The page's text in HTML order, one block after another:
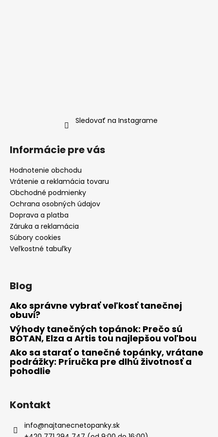
Sledovať na Instagrame
Informácie pre vás
Hodnotenie obchodu
Vrátenie a reklamácia tovaru
Obchodné podmienky
Ochrana osobných údajov
Doprava a platba
Záruka a reklamácia
Súbory cookies
Veľkostné tabuľky
Blog
Ako správne vybrať veľkosť tanečnej
obuvi?
Výhody tanečných topánok: Prečo sú
BOTAN, Elza a Artis tou najlepšou voľbou
Ako sa starať o tanečné topánky, vrátane
podrážky: Príručka pre dlhú životnosť a
pohodlie
Kontakt
info@najtanecnetopanky.sk